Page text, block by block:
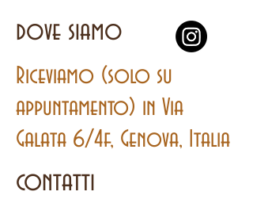
dove siamo
Riceviamo (solo su
appuntamento) in Via
Galata 6/4f, Genova, Italia
contatti